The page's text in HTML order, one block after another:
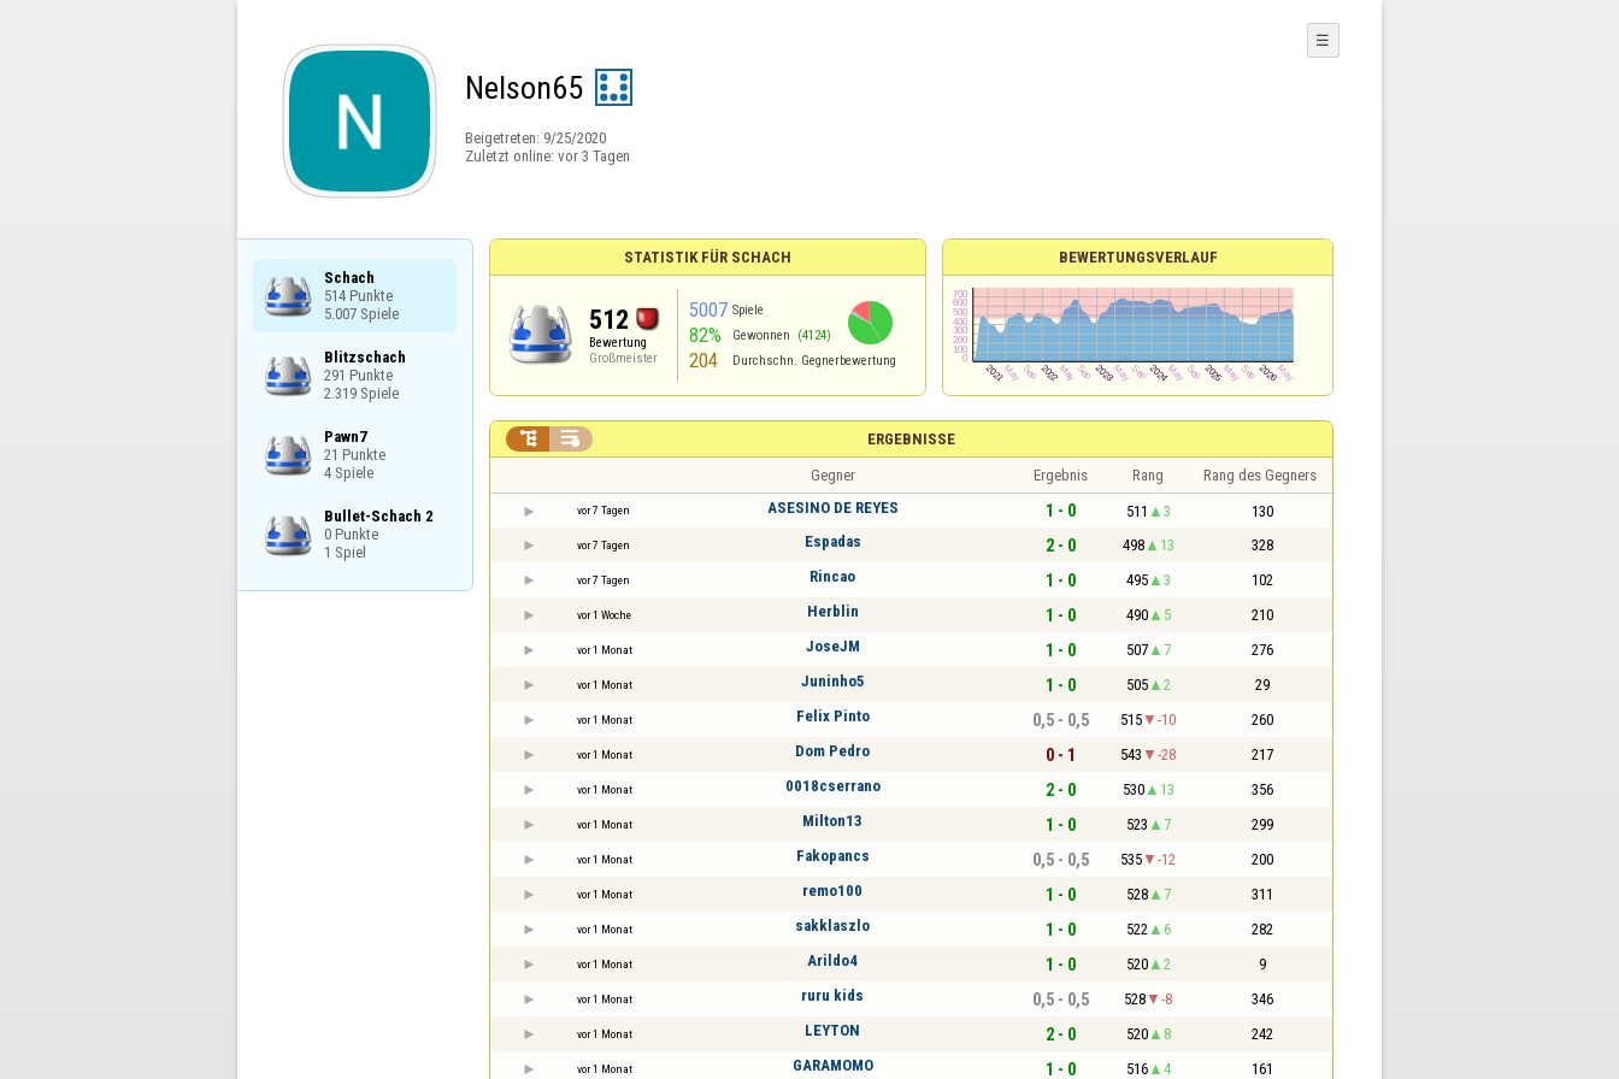
Nelson65
Beigetreten: 9/25/2020
Zuletzt online: vor 3 Tagen
☰
Schach
514 Punkte
5.007 Spiele
Blitzschach
291 Punkte
2.319 Spiele
Pawn7
21 Punkte
4 Spiele
Bullet-Schach 2
0 Punkte
1 Spiel
STATISTIK FÜR SCHACH
512
Bewertung
Großmeister
5007 Spiele
82% Gewonnen (4124)
204 Durchschn. Gegnerbewertung
BEWERTUNGSVERLAUF
ERGEBNISSE
 
Gegner Ergebnis Rang Rang des Gegners
vor 7 Tagen ASESINO DE REYES 1 - 0 511 3 130
vor 7 Tagen Espadas 2 - 0 498 13 328
vor 7 Tagen Rincao 1 - 0 495 3 102
vor 1 Woche Herblin 1 - 0 490 5 210
vor 1 Monat JoseJM 1 - 0 507 7 276
vor 1 Monat Juninho5 1 - 0 505 2 29
vor 1 Monat Felix Pinto 0,5 - 0,5 515 -10 260
vor 1 Monat Dom Pedro 0 - 1 543 -28 217
vor 1 Monat 0018cserrano 2 - 0 530 13 356
vor 1 Monat Milton13 1 - 0 523 7 299
vor 1 Monat Fakopancs 0,5 - 0,5 535 -12 200
vor 1 Monat remo100 1 - 0 528 7 311
vor 1 Monat sakklaszlo 1 - 0 522 6 282
vor 1 Monat Arildo4 1 - 0 520 2 9
vor 1 Monat ruru kids 0,5 - 0,5 528 -8 346
vor 1 Monat LEYTON 2 - 0 520 8 242
vor 1 Monat GARAMOMO 1 - 0 516 4 161